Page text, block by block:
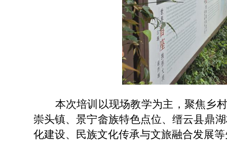
本次培训以现场教学为主，聚焦乡
崇头镇、景宁畲族特色点位、缙云县鼎
化建设、民族文化传承与文旅融合发展